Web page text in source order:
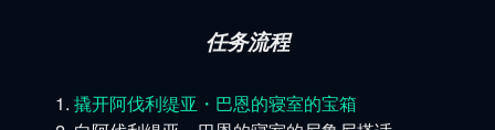
任务流程
撬开阿伐利缇亚・巴恩的寝室的宝箱